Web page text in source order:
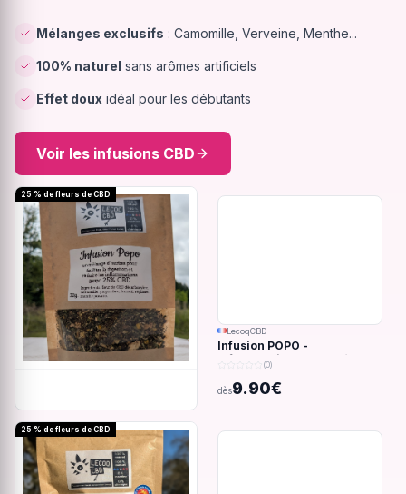
Mélanges exclusifs : Camomille, Verveine, Menthe...
100% naturel sans arômes artificiels
Effet doux idéal pour les débutants
Voir les infusions CBD
25 % de fleurs de CBD
LecoqCBD
Infusion POPO -
Inflammations du système
digestif - 32g
(0)
dès9.90€
25 % de fleurs de CBD